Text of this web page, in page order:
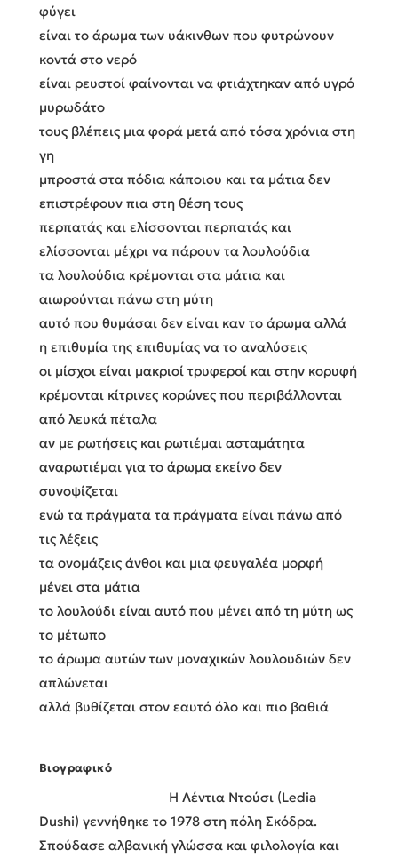
φύγει
είναι το άρωμα των υάκινθων που φυτρώνουν
κοντά στο νερό
είναι ρευστοί φαίνονται να φτιάχτηκαν από υγρό
μυρωδάτο
τους βλέπεις μια φορά μετά από τόσα χρόνια στη
γη
μπροστά στα πόδια κάποιου και τα μάτια δεν
επιστρέφουν πια στη θέση τους
περπατάς και ελίσσονται περπατάς και
ελίσσονται μέχρι να πάρουν τα λουλούδια
τα λουλούδια κρέμονται στα μάτια και
αιωρούνται πάνω στη μύτη
αυτό που θυμάσαι δεν είναι καν το άρωμα αλλά
η επιθυμία της επιθυμίας να το αναλύσεις
οι μίσχοι είναι μακριοί τρυφεροί και στην κορυφή
κρέμονται κίτρινες κορώνες που περιβάλλονται
από λευκά πέταλα
αν με ρωτήσεις και ρωτιέμαι ασταμάτητα
αναρωτιέμαι για το άρωμα εκείνο δεν
συνοψίζεται
ενώ τα πράγματα τα πράγματα είναι πάνω από
τις λέξεις
τα ονομάζεις άνθοι και μια φευγαλέα μορφή
μένει στα μάτια
το λουλούδι είναι αυτό που μένει από τη μύτη ως
το μέτωπο
το άρωμα αυτών των μοναχικών λουλουδιών δεν
απλώνεται
αλλά βυθίζεται στον εαυτό όλο και πιο βαθιά
Βιογραφικό
Η Λέντια Ντούσι (Ledia
Dushi) γεννήθηκε το 1978 στη πόλη Σκόδρα.
Σπούδασε αλβανική γλώσσα και φιλολογία και